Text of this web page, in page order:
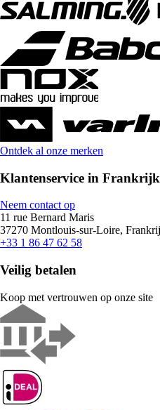
Ontdek al onze merken
Klantenservice in Frankrijk
Neem contact op
11 rue Bernard Maris
37270 Montlouis-sur-Loire,
+33 1 86 47 62 58
Veilig betalen
Koop met vertrouwen op onze site